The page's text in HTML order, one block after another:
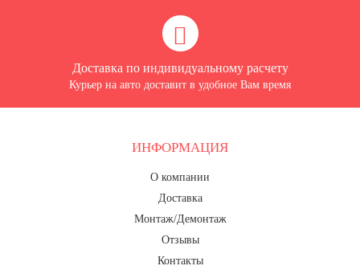
Доставка по индивидуальному расчету
Курьер на авто доставит в удобное Вам время
ИНФОРМАЦИЯ
О компании
Доставка
Монтаж/Демонтаж
Отзывы
Контакты